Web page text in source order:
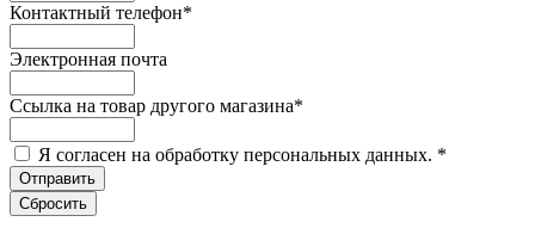
Контактный телефон*
Электронная почта
Ссылка на товар другого магазина*
Я согласен на обработку персональных данных. *